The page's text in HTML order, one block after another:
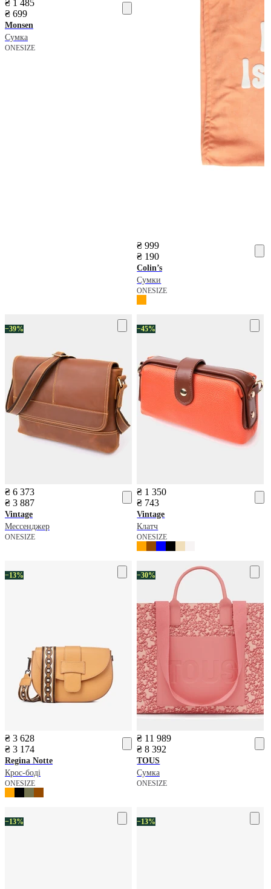
₴ 1 485
₴ 699
Monsen
Сумка
ONESIZE
₴ 999
₴ 190
Colin’s
Сумки
ONESIZE
−39%
₴ 6 373
₴ 3 887
Vintage
Мессенджер
ONESIZE
−45%
₴ 1 350
₴ 743
Vintage
Клатч
ONESIZE
−13%
₴ 3 628
₴ 3 174
Regina Notte
Крос-боді
ONESIZE
−30%
₴ 11 989
₴ 8 392
TOUS
Сумка
ONESIZE
−13% −13%